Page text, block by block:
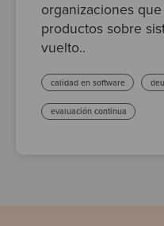
organizaciones
productos sobre
vuelto..
calidad en software
evaluación continua